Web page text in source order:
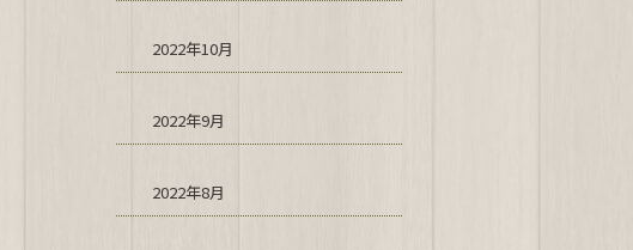
2022年10月
2022年9月
2022年8月